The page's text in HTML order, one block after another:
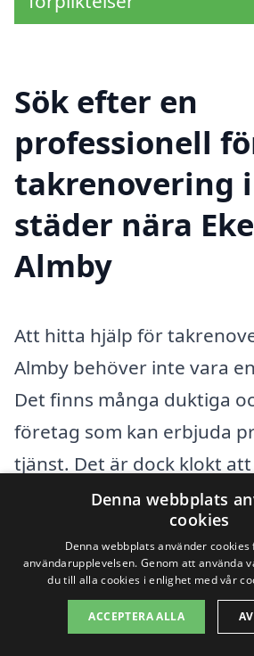
Sök efter en
professionell
takrenovering
städer nära
Almby
Att hitta hjälp för
Almby behöver inte vara
Det finns många duktiga
företag som kan erbjuda
tjänst. Det är dock klokt att
överväga alternativ i
städer, där du kan hitta
konkurrenskraftiga priser.
närliggande städer att
Karlskoga, Lekeberg,
Denna webbplats
cookies
Denna webbplats använder
användarupplevelsen. Genom att använda
du till alla cookies i enlighet med vår
ACCEPTERA ALLA